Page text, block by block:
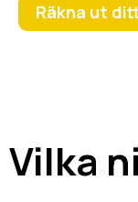
Räkna ut
Vilka